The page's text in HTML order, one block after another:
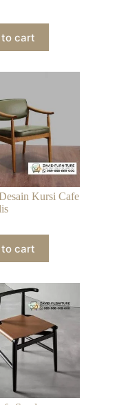
to cart
Kursi Cafe
to cart